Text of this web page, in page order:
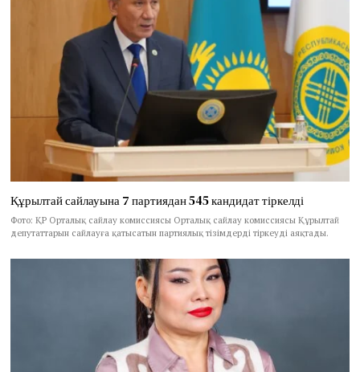
Құрылтай сайлауына 7 партиядан 545 кандидат тіркелді
Фото: ҚР Орталық сайлау комиссиясы Орталық сайлау комиссиясы Құрылтай
депутаттарын сайлауға қатысатын партиялық тізімдерді тіркеуді аяқтады.